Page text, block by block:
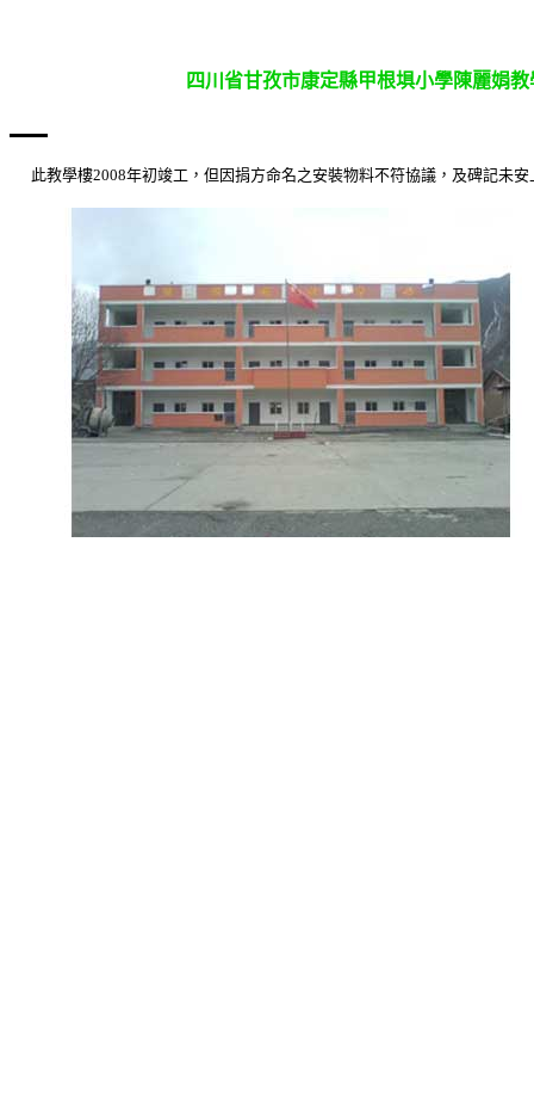
四川省甘孜市康定縣甲根埧小學陳麗娟教
此教學樓2008年初竣工，但因捐方命名之安裝物料不符協議，及碑記未安